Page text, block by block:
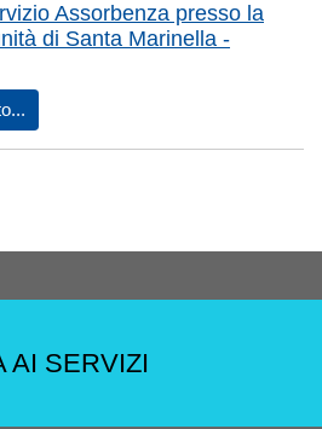
Assorbenza presso la
di Santa Marinella -
AI SERVIZI